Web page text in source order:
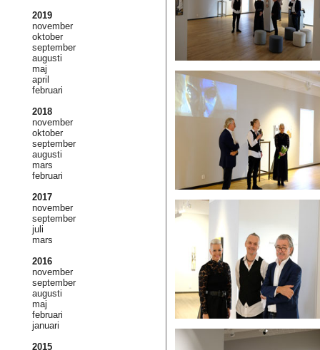
2019
november
oktober
september
augusti
maj
april
februari
2018
november
oktober
september
augusti
mars
februari
2017
november
september
juli
mars
2016
november
september
augusti
maj
februari
januari
2015